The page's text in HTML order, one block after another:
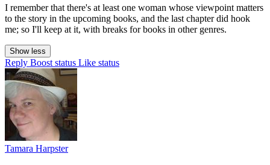
I remember that there's at least one woman whose viewpoint matters
to the story in the upcoming books, and the last chapter did hook
me; so I'll keep at it, with breaks for books in other genres.
Show less
Reply Boost status Like status
Tamara Harpster